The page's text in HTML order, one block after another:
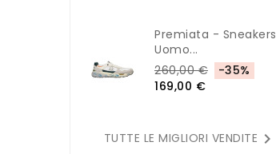
Premiata - Sneakers
Uomo...
260,00 €
-35%
169,00 €
TUTTE LE MIGLIORI VENDITE 